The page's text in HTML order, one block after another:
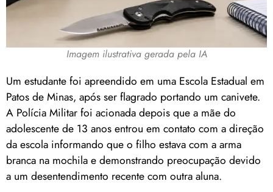
Imagem ilustrativa gerada pela IA
Um estudante foi apreendido em uma Escola Estadual em
Patos de Minas, após ser flagrado portando um canivete.
A Polícia Militar foi acionada depois que a mãe do
adolescente de 13 anos entrou em contato com a direção
da escola informando que o filho estava com a arma
branca na mochila e demonstrando preocupação devido
a um desentendimento recente com outra aluna.